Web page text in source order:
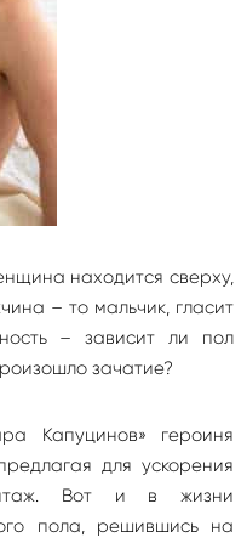
находится сверху,
– то мальчик, гласит
– зависит ли пол
зачатие?
Капуцинов» героиня
для ускорения
Вот и в жизни
пола, решившись на